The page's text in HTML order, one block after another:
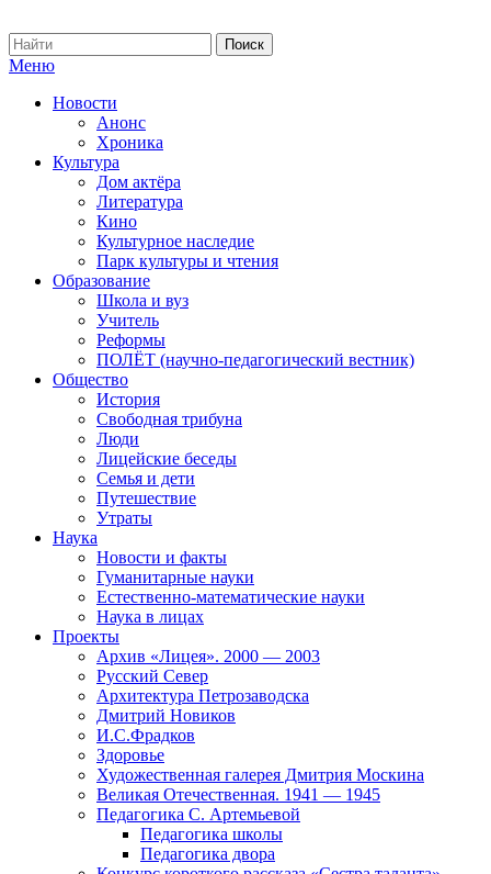
Меню
Новости
Анонс
Хроника
Культура
Дом актёра
Литература
Кино
Культурное наследие
Парк культуры и чтения
Образование
Школа и вуз
Учитель
Реформы
ПОЛЁТ (научно-педагогический вестник)
Общество
История
Свободная трибуна
Люди
Лицейские беседы
Семья и дети
Путешествие
Утраты
Наука
Новости и факты
Гуманитарные науки
Естественно-математические науки
Наука в лицах
Проекты
Архив «Лицея». 2000 — 2003
Русский Север
Архитектура Петрозаводска
Дмитрий Новиков
И.С.Фрадков
Здоровье
Художественная галерея Дмитрия Москина
Великая Отечественная. 1941 — 1945
Педагогика С. Артемьевой
Педагогика школы
Педагогика двора